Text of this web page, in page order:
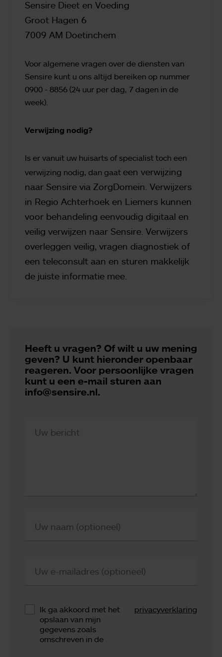
Sensire Dieet en Voeding
Groot Hagen 6
7009 AM Doetinchem
Voor algemene vragen over de diensten van
Sensire kunt u ons altijd bereiken op nummer
0900 - 8856 (24 uur per dag, 7 dagen in de
week).
Verwijzing nodig?
Is er vanuit uw huisarts of specialist toch een
verwijzing nodig, dan gaat een verwijzing
naar Sensire via ZorgDomein. Verwijzers
in Regio Achterhoek en Liemers kunnen
voor behandeling eenvoudig digitaal en
veilig verwijzen naar Sensire. Verwijzers
overleggen veilig, vragen diagnostiek of
een teleconsult aan en sturen makkelijk
de juiste informatie mee.
Heeft u vragen? Of wilt u uw mening
geven? U kunt hieronder openbaar
reageren. Voor persoonlijke vragen
kunt u een e-mail sturen aan
info@sensire.nl.
Uw bericht
Uw naam (optioneel)
Uw e-mailadres (optioneel)
Ik ga akkoord met het
opslaan van mijn
gegevens zoals
omschreven in de
privacyverklaring